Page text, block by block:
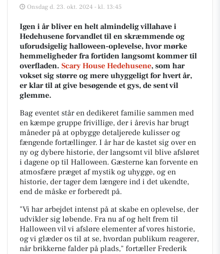
Onsdag d. 23. okt. 2024 - kl. 13:45
Igen i år bliver en helt almindelig villahave i
Hedehusene forvandlet til en skræmmende og
uforudsigelig halloween-oplevelse, hvor mørke
hemmeligheder fra fortiden langsomt kommer til
overfladen. Scary House Hedehusene, som har
vokset sig større og mere uhyggeligt for hvert år,
er klar til at give besøgende et gys, de sent vil
glemme.
Bag eventet står en dedikeret familie sammen med
en kæmpe gruppe frivillige, der i årevis har brugt
måneder på at opbygge detaljerede kulisser og
fængende fortællinger. I år har de kastet sig over en
ny og dybere historie, der langsomt vil blive afsløret
i dagene op til Halloween. Gæsterne kan forvente en
atmosfære præget af mystik og uhygge, og en
historie, der tager dem længere ind i det ukendte,
end de måske er forberedt på.
"Vi har arbejdet intenst på at skabe en oplevelse, der
udvikler sig løbende. Fra nu af og helt frem til
Halloween vil vi afsløre elementer af vores historie,
og vi glæder os til at se, hvordan publikum reagerer,
når brikkerne falder på plads," fortæller Frederik